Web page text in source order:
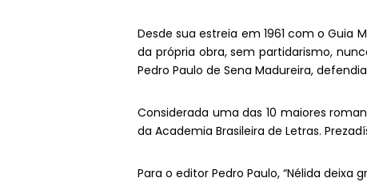
Desde sua estreia em 1961 com o
da própria obra, sem partidarismo,
Pedro Paulo de Sena Madureira,
Considerada uma das 10 maiores
da Academia Brasileira de Letras.
Para o editor Pedro Paulo, “Nélida